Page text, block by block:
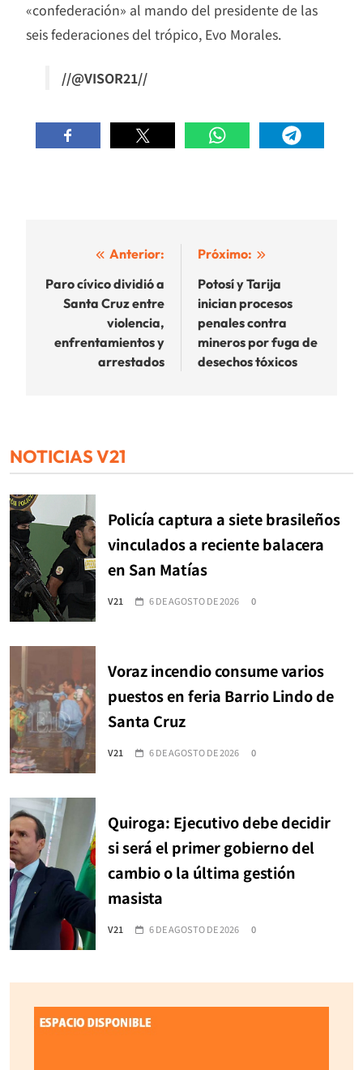
«confederación» al mando del presidente de las
seis federaciones del trópico, Evo Morales.
//@VISOR21//
Navegación
de
entradas
Anterior:
Paro cívico dividió a
Santa Cruz entre
violencia,
enfrentamientos y
arrestados
Próximo:
Potosí y Tarija
inician procesos
penales contra
mineros por fuga de
desechos tóxicos
NOTICIAS V21
Policía captura a siete brasileños
vinculados a reciente balacera
en San Matías
V21 6 DE AGOSTO DE 2026 0
Voraz incendio consume varios
puestos en feria Barrio Lindo de
Santa Cruz
V21 6 DE AGOSTO DE 2026 0
Quiroga: Ejecutivo debe decidir
si será el primer gobierno del
cambio o la última gestión
masista
V21 6 DE AGOSTO DE 2026 0